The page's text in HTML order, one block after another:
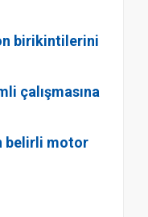
birikintilerini
çalışmasına
belirli motor